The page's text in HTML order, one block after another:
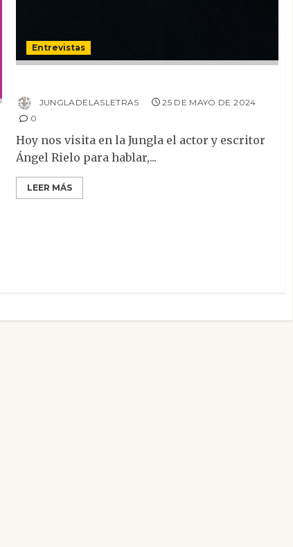
Entrevistas
JUNGLADELASLETRAS
25 DE MAYO DE 2024
0
Hoy nos visita en la Jungla el actor y escritor
Ángel Rielo para hablar,...
LEER MÁS